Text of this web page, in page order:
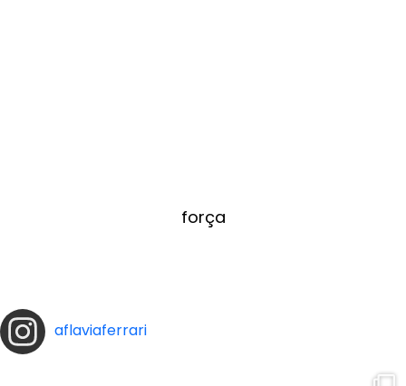
força
aflaviaferrari